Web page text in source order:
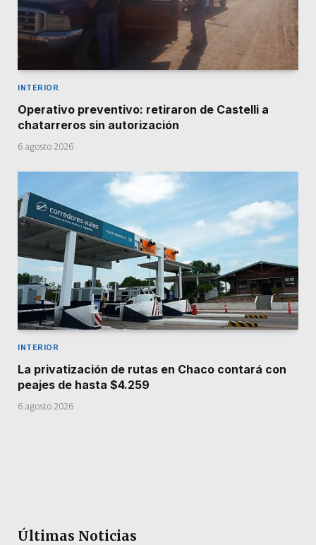
INTERIOR
Operativo preventivo: retiraron de Castelli a
chatarreros sin autorización
6 agosto 2026
INTERIOR
La privatización de rutas en Chaco contará con
peajes de hasta $4.259
6 agosto 2026
Últimas Noticias